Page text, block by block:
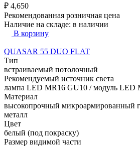
₽ 4,650
Рекомендованная розничная цена
Наличие на складе: в наличии
В корзину
QUASAR 55 DUO FLAT
Тип
встраиваемый потолочный
Рекомендуемый источник света
лампа LED MR16 GU10 / модуль LED
Материал
высокопрочный микроармированный
металл
Цвет
белый (под покраску)
Размер видимой части